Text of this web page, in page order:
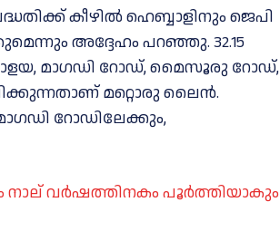
കീഴിൽ ഹെബ്ബാളിനും ജെപി
അദ്ദേഹം പറഞ്ഞു. 32.15
മാഗഡി റോഡ്, മൈസൂരു റോഡ്,
മറ്റൊരു ലൈൻ.
റോഡിലേക്കും,
നാല് വർഷത്തിനകം പൂർത്തിയാകും